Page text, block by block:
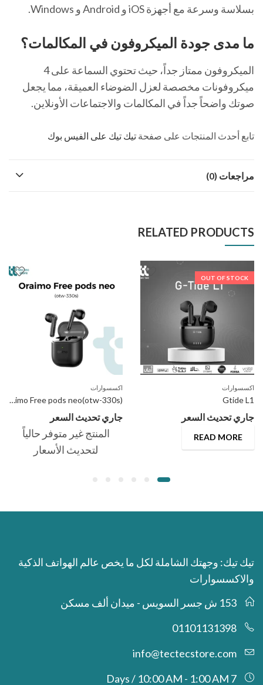
بسلاسة وسرعة مع أجهزة iOS و Android و Windows.
ما مدى جودة الميكروفون في المكالمات؟
الميكروفون ممتاز جداً، حيث تحتوي السماعة على 4
ميكروفونات مخصصة لعزل الضوضاء العميقة، مما يجعل
صوتك واضحاً جداً في المكالمات والاجتماعات الأونلاين.
تابع أحدث المنتجات على صفحة تيك تيك على الفيس بوك
مراجعات (0)
RELATED PRODUCTS
OUT OF STOCK
اكسسوارات
Gtide L1
جاري تحديث السعر
READ MORE
اكسسوارات
Oraimo Free pods neo(otw-330s)
جاري تحديث السعر
المنتج غير متوفر حالياً
لتحديث الأسعار
تيك تيك: وجهتك الشاملة لكل ما يخص عالم الهواتف الذكية
والاكسسوارات
153 ش جسر السويس - ميدان ألف مسكن
01101131398
info@tectecstore.com
7 Days / 10:00 AM - 1:00 AM